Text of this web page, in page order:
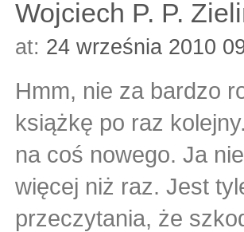
Wojciech P. P.
at: 24 września 2010
Hmm, nie za bardzo
książkę po raz
na coś nowego. Ja
więcej niż raz. Jest
przeczytania, że